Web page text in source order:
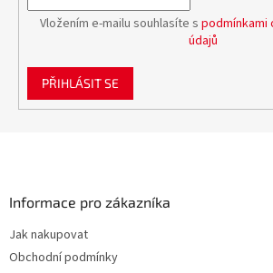
Vložením e-mailu souhlasíte s podmínkami
údajů
PŘIHLÁSIT SE
Informace pro zákazníka
Jak nakupovat
Obchodní podmínky